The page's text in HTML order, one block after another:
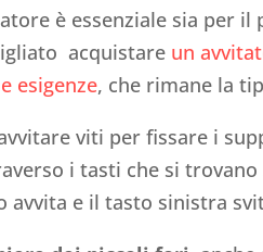
è essenziale sia per
acquistare un
esigenze, che rimane la
viti per fissare i
i tasti che si trovano
avvita e il tasto sinistra